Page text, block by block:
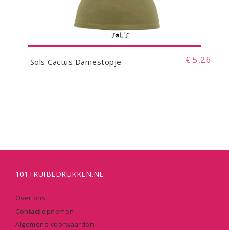
Sols Cactus Damestopje € 5,26
101TRUIBEDRUKKEN.NL
Over ons
Contact opnemen
Algemene voorwaarden